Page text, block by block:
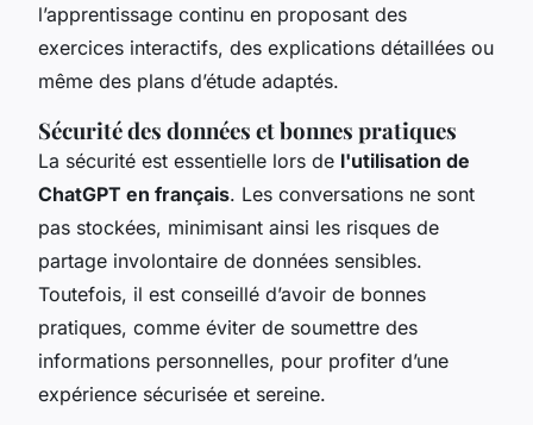
l’apprentissage continu en proposant des
exercices interactifs, des explications détaillées ou
même des plans d’étude adaptés.
Sécurité des données et bonnes pratiques
La sécurité est essentielle lors de l'utilisation de
ChatGPT en français. Les conversations ne sont
pas stockées, minimisant ainsi les risques de
partage involontaire de données sensibles.
Toutefois, il est conseillé d’avoir de bonnes
pratiques, comme éviter de soumettre des
informations personnelles, pour profiter d’une
expérience sécurisée et sereine.